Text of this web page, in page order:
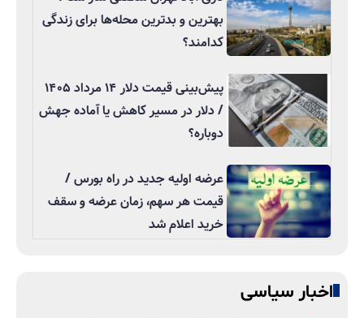
بهترین و بدترین محله‌ها برای زندگی
کدامند؟
پیش‌بینی قیمت دلار ۱۴ مرداد ۱۴۰۵
/ دلار در مسیر کاهش یا آماده جهش
دوباره؟
عرضه اولیه جدید در راه بورس /
قیمت هر سهم، زمان عرضه و سقف
خرید اعلام شد
اخبار سیاسی